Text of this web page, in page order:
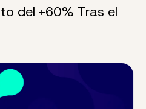
del +60% Tras el